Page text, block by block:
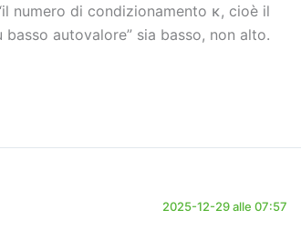
numero di condizionamento κ, cioè il
autovalore” sia basso, non alto.
2025-12-29 alle 07:57